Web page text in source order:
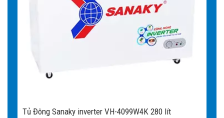
Tủ Đông Sanaky inverter VH-4099W4K 280 lít